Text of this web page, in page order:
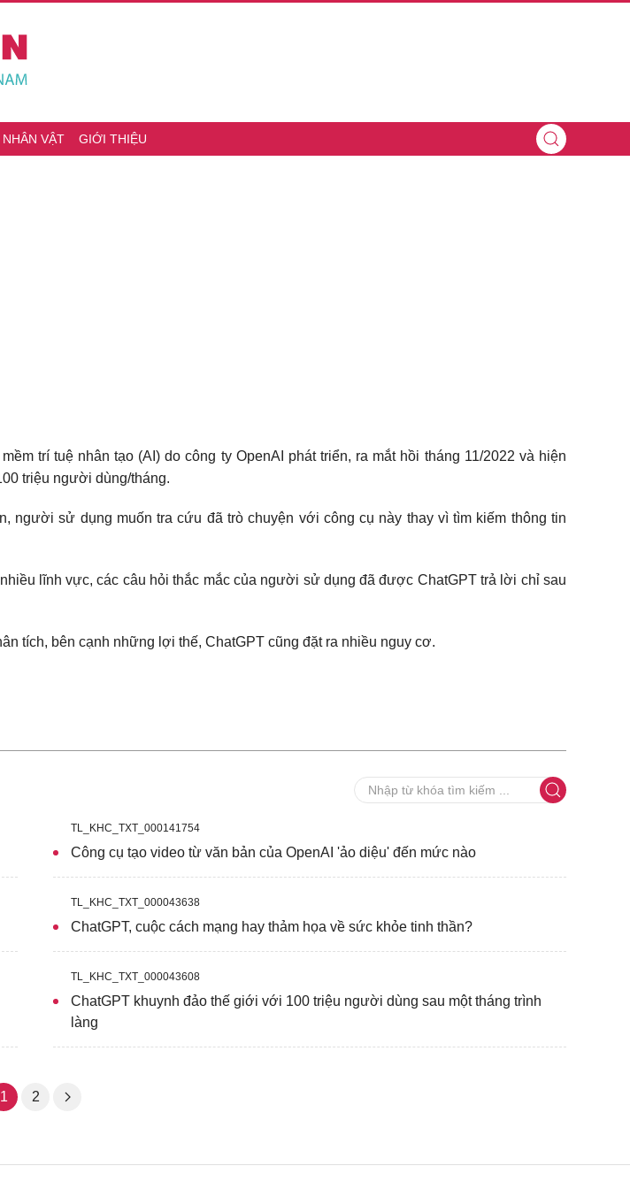
NHÂN VẬT GIỚI THIỆU
trí tuệ nhân tạo (AI) do công ty OpenAI phát triển, ra mắt hồi tháng 11/2022 và hiện
triệu người dùng/tháng.
người sử dụng muốn tra cứu đã trò chuyện với công cụ này thay vì tìm kiếm thông tin
lĩnh vực, các câu hỏi thắc mắc của người sử dụng đã được ChatGPT trả lời chỉ sau
tích, bên cạnh những lợi thế, ChatGPT cũng đặt ra nhiều nguy cơ.
TL_KHC_TXT_000141754
Công cụ tạo video từ văn bản của OpenAI 'ảo diệu' đến mức nào
TL_KHC_TXT_000043638
ChatGPT, cuộc cách mạng hay thảm họa về sức khỏe tinh thần?
TL_KHC_TXT_000043608
ChatGPT khuynh đảo thế giới với 100 triệu người dùng sau một tháng trình
làng
1 2